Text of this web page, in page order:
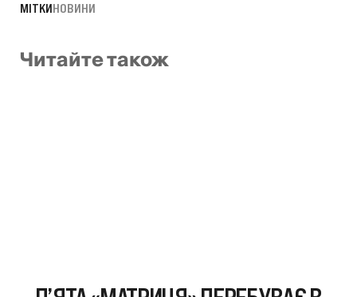
МІТКИНОВИНИ
Читайте також